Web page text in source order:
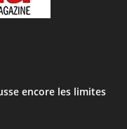
encore les limites